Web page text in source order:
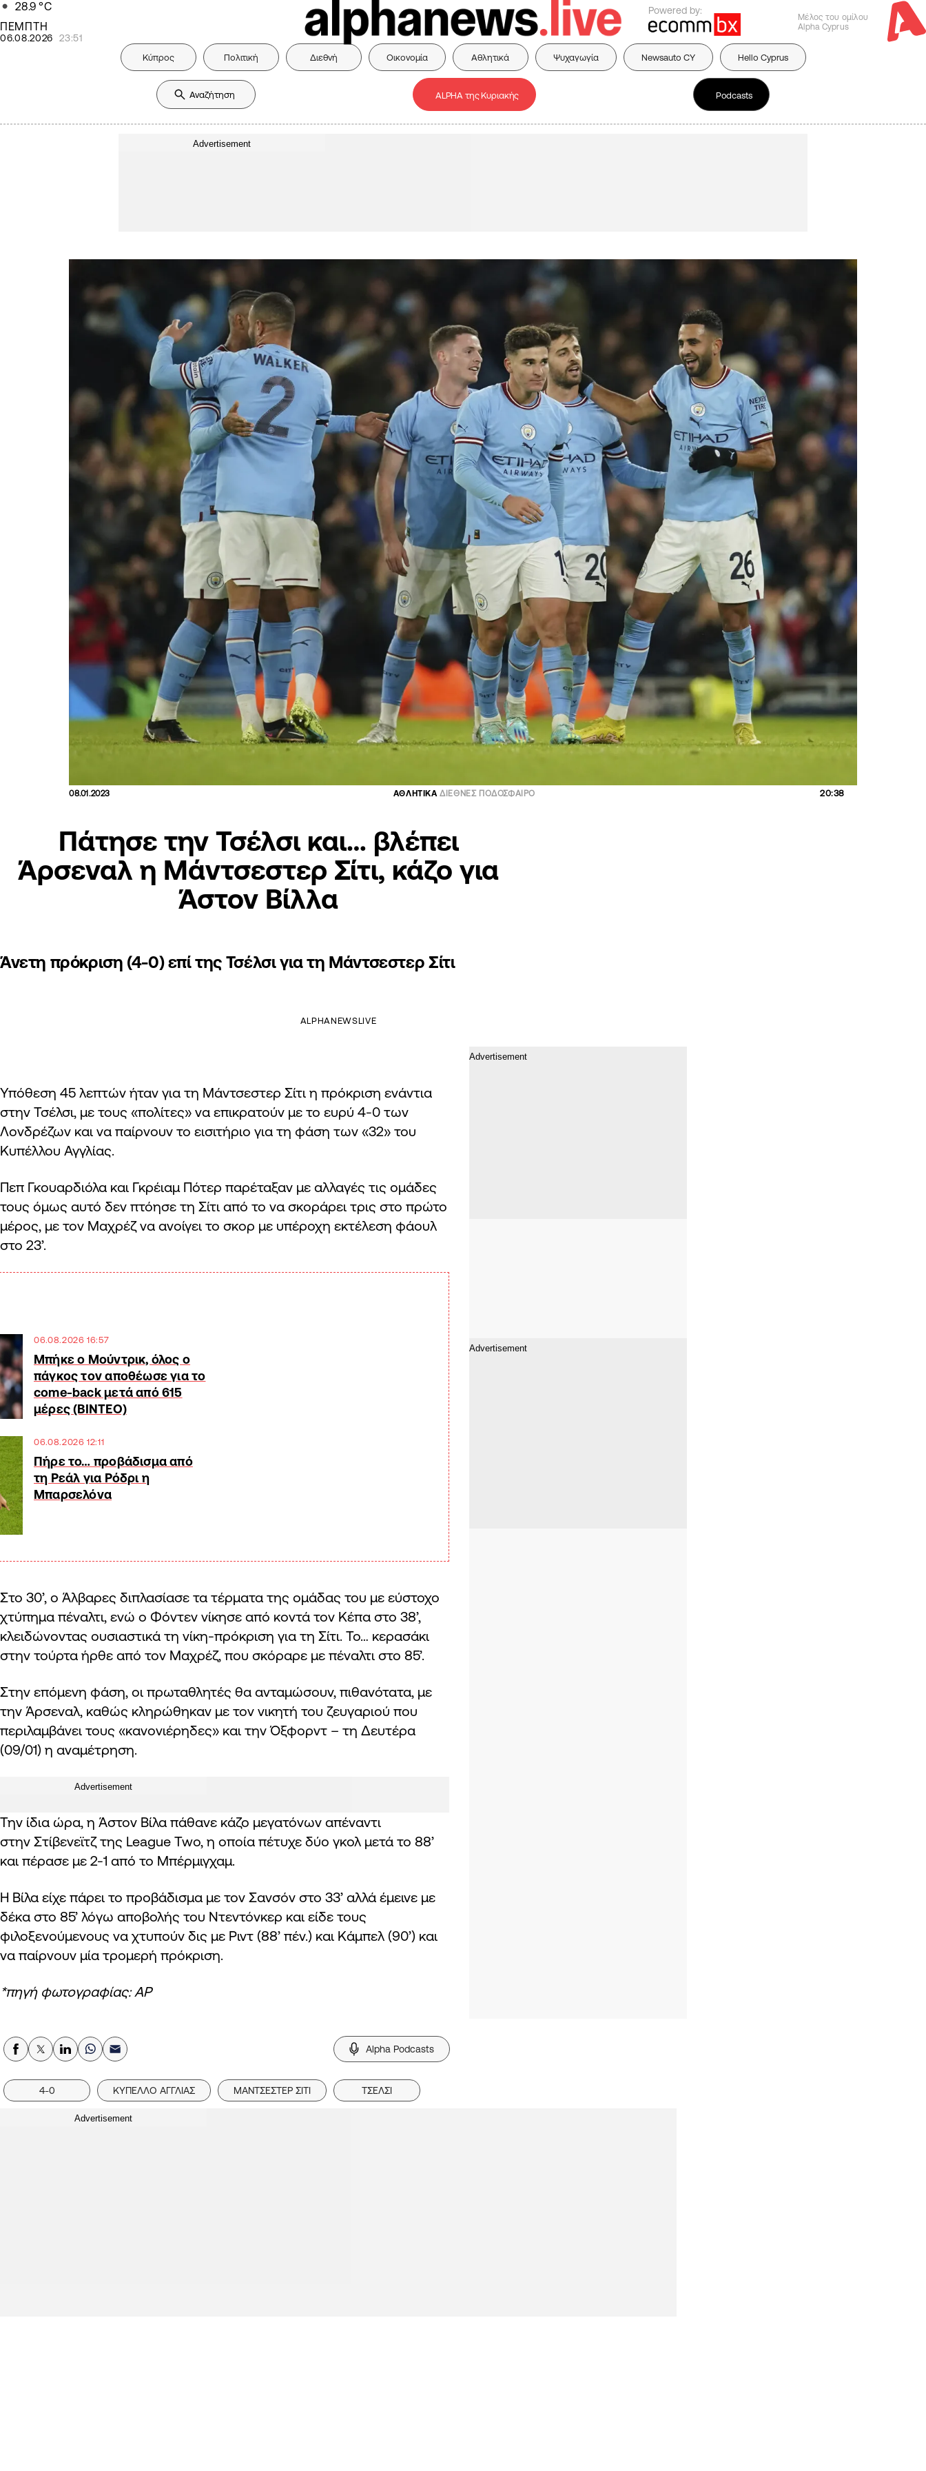
28.9 °C
ΠΕΜΠΤΗ
06.08.2026 23:51
Powered by:
Μέλος του ομίλου
Alpha Cyprus
Κύπρος Πολιτική Διεθνή Οικονομία Αθλητικά Ψυχαγωγία Newsauto CY Hello Cyprus
ALPHA της Κυριακής Podcasts
Advertisement
08.01.2023 ΑΘΛΗΤΙΚΑ ΔΙΕΘΝΕΣ ΠΟΔΟΣΦΑΙΡΟ 20:38
Πάτησε την Τσέλσι και… βλέπει
Άρσεναλ η Μάντσεστερ Σίτι, κάζο για
Άστον Βίλλα
Άνετη πρόκριση (4-0) επί της Τσέλσι για τη Μάντσεστερ Σίτι
ALPHANEWSLIVE
Υπόθεση 45 λεπτών ήταν για τη Μάντσεστερ Σίτι η πρόκριση ενάντια
στην Τσέλσι, με τους «πολίτες» να επικρατούν με το ευρύ 4-0 των
Λονδρέζων και να παίρνουν το εισιτήριο για τη φάση των «32» του
Κυπέλλου Αγγλίας.
Πεπ Γκουαρδιόλα και Γκρέιαμ Πότερ παρέταξαν με αλλαγές τις ομάδες
τους όμως αυτό δεν πτόησε τη Σίτι από το να σκοράρει τρις στο πρώτο
μέρος, με τον Μαχρέζ να ανοίγει το σκορ με υπέροχη εκτέλεση φάουλ
στο 23’.
06.08.2026 16:57
Μπήκε ο Μούντρικ, όλος ο
πάγκος τον αποθέωσε για το
come-back μετά από 615
μέρες (ΒΙΝΤΕΟ)
06.08.2026 12:11
Πήρε το… προβάδισμα από
τη Ρεάλ για Ρόδρι η
Μπαρσελόνα
Στο 30’, ο Άλβαρες διπλασίασε τα τέρματα της ομάδας του με εύστοχο
χτύπημα πέναλτι, ενώ ο Φόντεν νίκησε από κοντά τον Κέπα στο 38’,
κλειδώνοντας ουσιαστικά τη νίκη-πρόκριση για τη Σίτι. Το… κερασάκι
στην τούρτα ήρθε από τον Μαχρέζ, που σκόραρε με πέναλτι στο 85’.
Στην επόμενη φάση, οι πρωταθλητές θα ανταμώσουν, πιθανότατα, με
την Άρσεναλ, καθώς κληρώθηκαν με τον νικητή του ζευγαριού που
περιλαμβάνει τους «κανονιέρηδες» και την Όξφορντ – τη Δευτέρα
(09/01) η αναμέτρηση.
Advertisement
Την ίδια ώρα, η Άστον Βίλα πάθανε κάζο μεγατόνων απέναντι
στην Στίβενεϊτζ της League Two, η οποία πέτυχε δύο γκολ μετά το 88’
και πέρασε με 2-1 από το Μπέρμιγχαμ.
Η Βίλα είχε πάρει το προβάδισμα με τον Σανσόν στο 33’ αλλά έμεινε με
δέκα στο 85’ λόγω αποβολής του Ντεντόνκερ και είδε τους
φιλοξενούμενους να χτυπούν δις με Ριντ (88’ πέν.) και Κάμπελ (90’) και
να παίρνουν μία τρομερή πρόκριση.
*πηγή φωτογραφίας: ΑΡ
Alpha Podcasts
4-0 ΚΥΠΕΛΛΟ ΑΓΓΛΙΑΣ ΜΑΝΤΣΕΣΤΕΡ ΣΙΤΙ ΤΣΕΛΣΙ
Advertisement